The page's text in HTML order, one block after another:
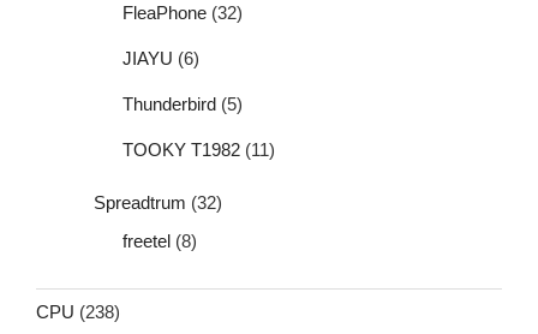
FleaPhone (32)
JIAYU (6)
Thunderbird (5)
TOOKY T1982 (11)
Spreadtrum (32)
freetel (8)
CPU (238)